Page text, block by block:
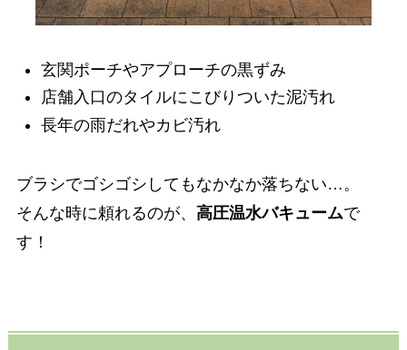
玄関ポーチやアプローチの黒ずみ
店舗入口のタイルにこびりついた泥汚れ
長年の雨だれやカビ汚れ
ブラシでゴシゴシしてもなかなか落ちない…。
そんな時に頼れるのが、 高圧温水バキュームで
す！